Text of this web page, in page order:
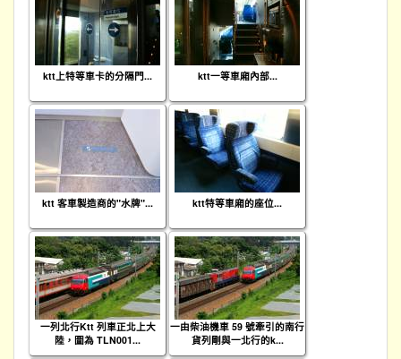
ktt上特等車卡的分隔門... ktt一等車廂內部...
ktt 客車製造商的"水牌"... ktt特等車廂的座位...
一列北行Ktt 列車正北上大
陸，圖為 TLN001...
一由柴油機車 59 號牽引的南行
貨列剛與一北行的k...